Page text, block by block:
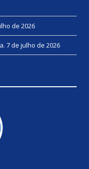
de 2026
7 de julho de 2026